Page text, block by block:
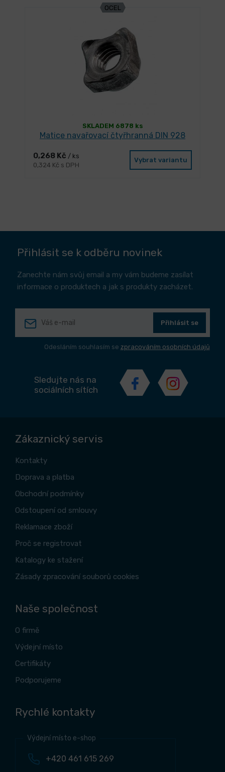
OCEL
SKLADEM 6878 ks
Matice navařovací čtyřhranná DIN 928
0,268 Kč / ks
0,324 Kč s DPH
Vybrat variantu
Přihlásit se k odběru novinek
Zanechte nám svůj email a my vám budeme zasílat
informace o produktech a jak s produkty zacházet.
Přihlásit se
Odesláním souhlasím se zpracováním osobních údajů
Sledujte nás na
sociálních sítích
Zákaznický servis
Kontakty
Doprava a platba
Obchodní podmínky
Odstoupení od smlouvy
Reklamace zboží
Proč se registrovat
Katalogy ke stažení
Zásady zpracování souborů cookies
Naše společnost
O firmě
Výdejní místo
Certifikáty
Podporujeme
Rychlé kontakty
Výdejní místo e-shop
+420 461 615 269